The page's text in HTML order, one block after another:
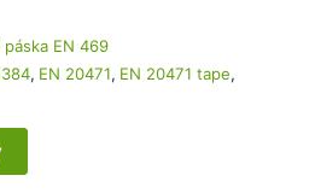
EN 469
, EN 20471, EN 20471 tape,